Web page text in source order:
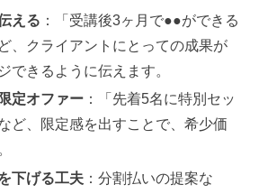
える ：「受講後3ヶ月で●●ができる
、クライアントにとっての成果が
できるように伝えます。
定オファー ：「先着5名に特別セッ
ど、限定感を出すことで、希少価
下げる工夫 ：分割払いの提案な